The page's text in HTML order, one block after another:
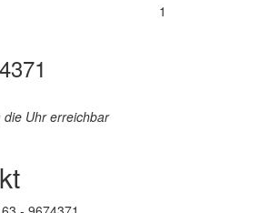
1
die Uhr erreichbar